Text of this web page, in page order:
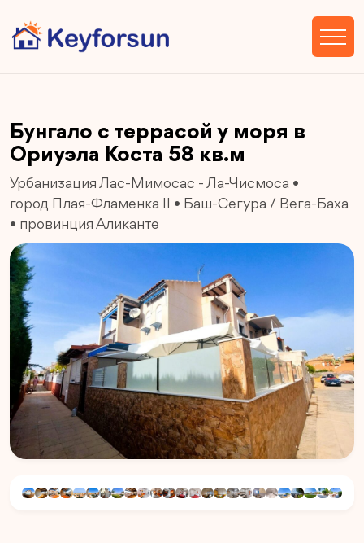
Бунгало с террасой у моря в
Ориуэла Коста 58 кв.м
Урбанизация Лас-Мимосас - Ла-Чисмоса •
город Плая-Фламенка II
• Баш-Сегура / Вега-Баха
• провинция Аликанте